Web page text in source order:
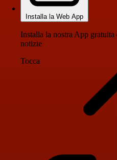
Installa la Web App
Installa la nostra App
notizie
Tocca